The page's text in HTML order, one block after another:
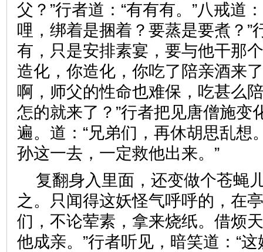
父？”行者道：“有有有。”八戒道
哩，绑着是捆着？要蒸是要煮？”
有，只是安排素宴，要与他干那
造化，你造化，你吃了陪亲酒来
啊，师父的性命也难保，吃甚么
怎的就来了？”行者把见唐僧施变
遍。道：“兄弟们，再休胡思乱想
孙这一去，一定救他出来。”
复翻身入里面，还变做个苍蝇
之。只闻得这妖怪气呼呼的，在
们，不论荤素，拿来烧纸。借烦
他成亲。”行者听见，暗笑道：“